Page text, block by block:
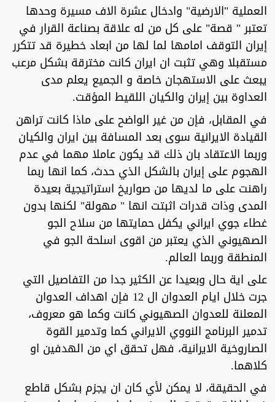
العملية "الارضية" وادخال عشرة الاف مسيرة وحدها
تعتبر " قصة" على كل من له علاقة بصناعة القرار في
إيران التوقف امامها لما لها من ابعاد خطيرة قد تتكرر
مستقبلا وهي تثبت ان ايران كانت مخترقة بشكل مرعب
يبعث على الاستهجان خاصة و الجميع يعلم مدى
العداوة بين إيران والكيان اللقيط المؤقت.
في المقابل، فإن من غير الواضح على ماذا كانت تراهن
القيادة الايرانية سوى بعد المسافة بين ايران والكيان
وربما الاعتقاد بان ذلك قد يكون عاملا مهما في عدم
الهجوم على إيران بالشكل الذي حدث، كما انها ربما
راهنت على ما لديها من صواريخ استراتيجية بعيدة
المدى وذات قدرات اثبتت انها " مهولة" لكنها بدون
غطاء جوي ايراني يكفل حمايتها من سلاح الجو
الصهيوني الذي يعتبر من اقوى اسلحة الجو في
المنطقة وربما العالم.
على اية حال وبعيدا عن الكثير جدا من التفاصيل التي
جرت خلال ايام العدوان ال 12 فإن اهداف العدوان
المعلنة للعدوان الصهيوني كانت وكما هو معروف،
تدمير البرنامج النووي الايراني كما وتدمير القوة
الصاروخية الايرانية، فهل تحقق اي من الهدفين او
كلاهما.
في الحقيقة، لا يمكن لأي كان ان يجزم بشكل قاطع